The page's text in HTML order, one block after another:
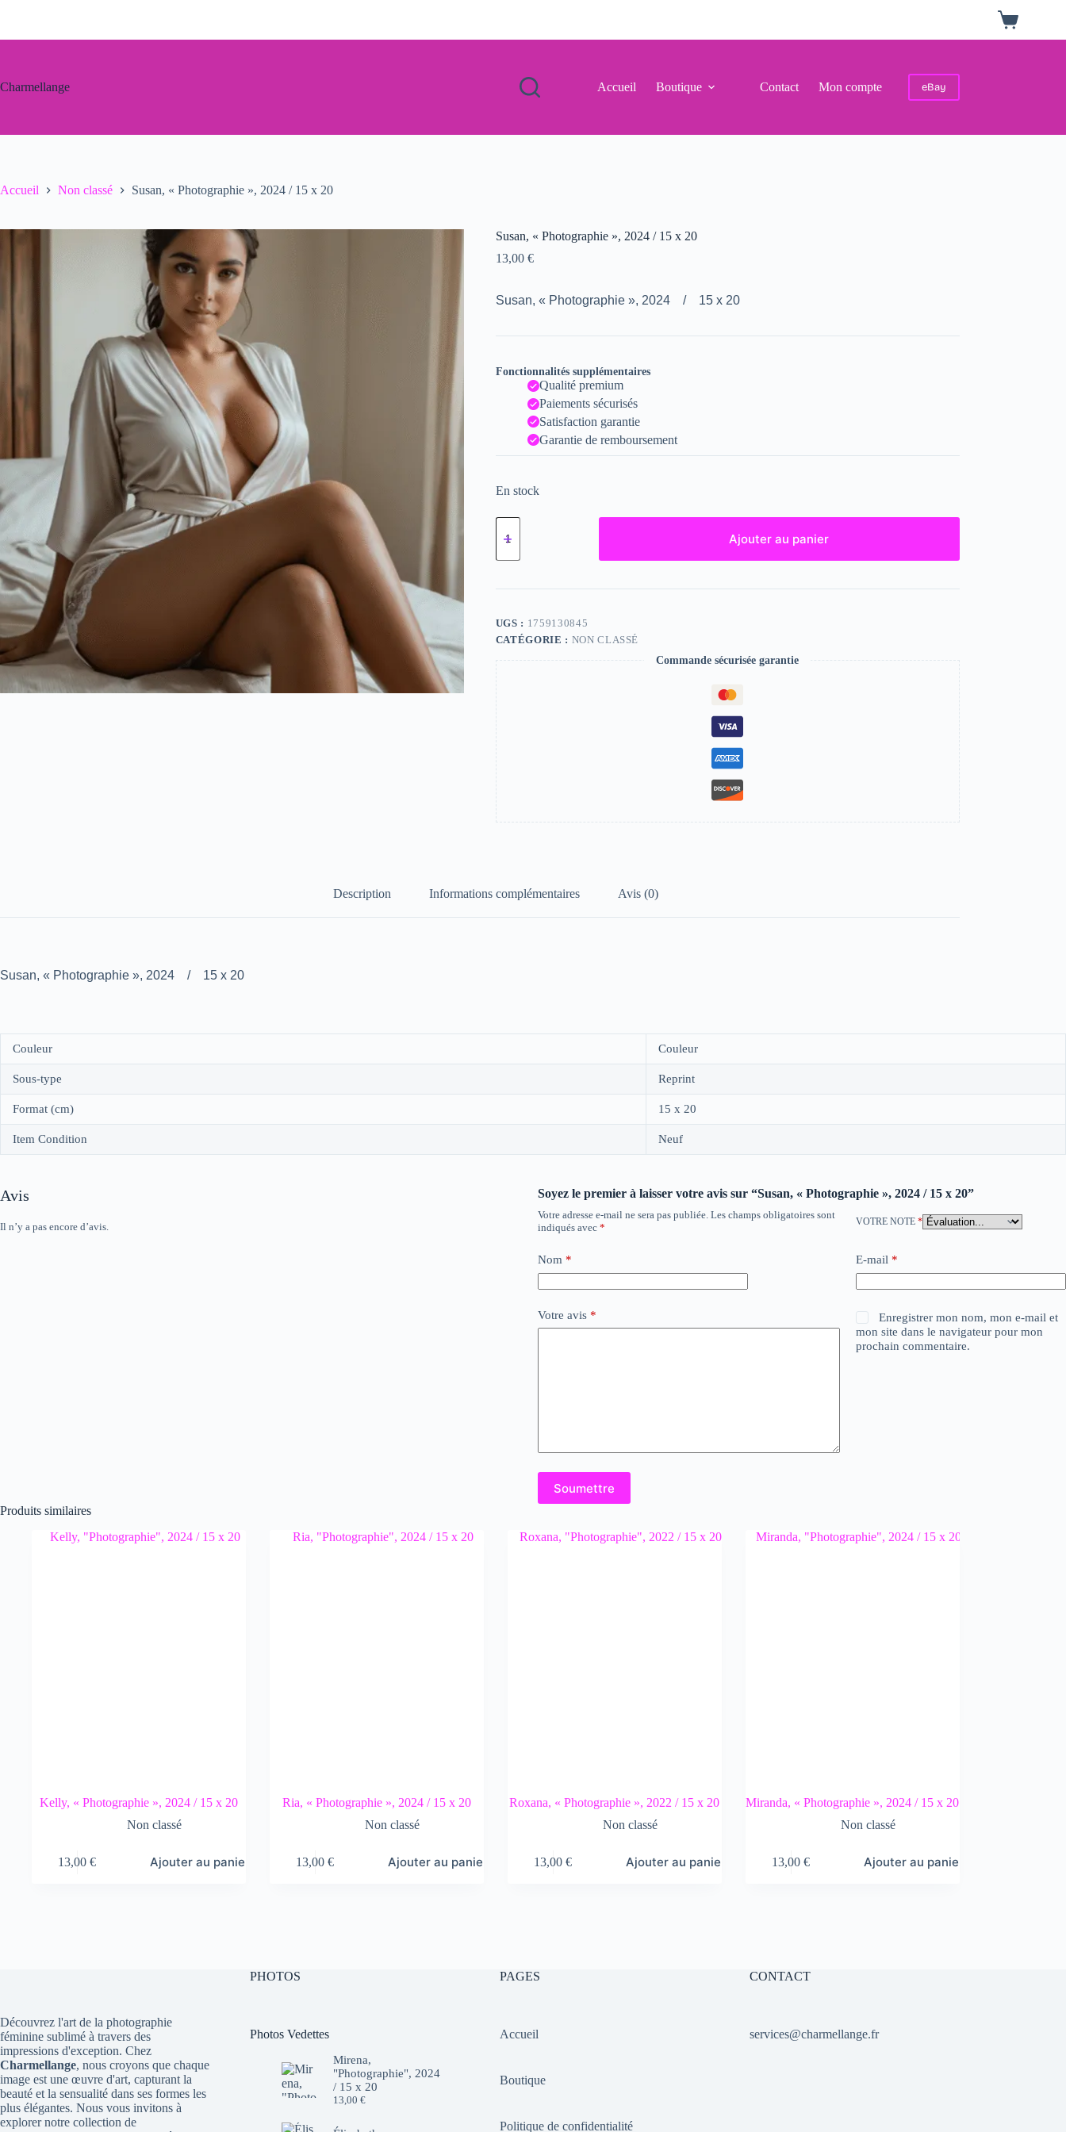
Panier
d’achat
Charmellange Accueil Boutique Contact Mon compte eBay
Accueil Non classé Susan, « Photographie », 2024 / 15 x 20
Susan, « Photographie », 2024 / 15 x 20
13,00 €
Susan, « Photographie », 2024 / 15 x 20
Fonctionnalités supplémentaires
Qualité premium
Paiements sécurisés
Satisfaction garantie
Garantie de remboursement
En stock
quantité
de
"Photographie",
/
x
20
Ajouter au panier
UGS : 1759130845
CATÉGORIE : NON CLASSÉ
Commande sécurisée garantie
Description Informations complémentaires Avis (0)
Susan, « Photographie », 2024 / 15 x 20
Couleur Couleur
Sous-type Reprint
Format (cm) 15 x 20
Item Condition Neuf
Avis
Il n’y a pas encore d’avis.
Soyez le premier à laisser votre avis sur “Susan, « Photographie », 2024 / 15 x 20”
Votre adresse e-mail ne sera pas publiée. Les champs obligatoires sont
indiqués avec *
VOTRE NOTE *
Nom * E-mail *
Votre avis *
Enregistrer mon nom, mon e-mail et
mon site dans le navigateur pour mon
prochain commentaire.
Soumettre
Produits similaires
Kelly, « Photographie », 2024 / 15 x 20
Non classé
13,00€ Ajouter au panier
Ria, « Photographie », 2024 / 15 x 20
Non classé
13,00€ Ajouter au panier
Roxana, « Photographie », 2022 / 15 x 20
Non classé
13,00€ Ajouter au panier
Miranda, « Photographie », 2024 / 15 x 20
Non classé
13,00€ Ajouter au panier
Découvrez l'art de la photographie
féminine sublimé à travers des
impressions d'exception. Chez
Charmellange, nous croyons que chaque
image est une œuvre d'art, capturant la
beauté et la sensualité dans ses formes les
plus élégantes. Nous vous invitons à
explorer notre collection de
PHOTOS
Photos Vedettes
Mirena,
"Photographie", 2024
/ 15 x 20
13,00 €
PAGES
Accueil
Boutique
Politique de confidentialité
CONTACT
services@charmellange.fr